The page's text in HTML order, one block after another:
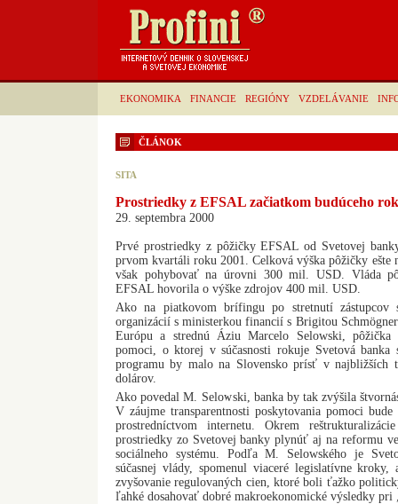
EKONOMIKA FINANCIE REGIÓNY VZDELÁVANIE
ČLÁNOK
SITA
Prostriedky z EFSAL začiatkom budúceho
29. septembra 2000
Prvé prostriedky z pôžičky EFSAL od Svetovej
prvom kvartáli roku 2001. Celková výška pôžičky ešte
však pohybovať na úrovni 300 mil. USD. Vláda
EFSAL hovorila o výške zdrojov 400 mil. USD.
Ako na piatkovom brífingu po stretnutí zástupcov
organizácií s ministerkou financií s Brigitou
Európu a strednú Áziu Marcelo Selowski, pôžička
pomoci, o ktorej v súčasnosti rokuje Svetová banka
programu by malo na Slovensko prísť v najbližších
dolárov.
Ako povedal M. Selowski, banka by tak zvýšila
V záujme transparentnosti poskytovania pomoci
prostredníctvom internetu. Okrem
prostriedky zo Svetovej banky plynúť aj na reformu
sociálneho systému. Podľa M. Selowského je
súčasnej vlády, spomenul viaceré legislatívne
zvyšovanie regulovaných cien, ktoré boli ťažko
ľahké dosahovať dobré makroekonomické výsledky pri